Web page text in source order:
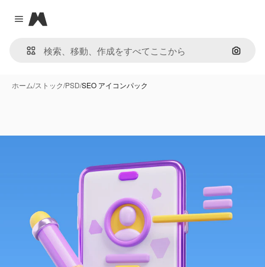
Close menu
Magnific
画像で
ホーム/ストック/PSD/SEO アイコンパック